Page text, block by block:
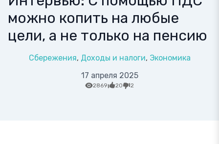
можно копить на любые
цели, а не только на пенсию
Сбережения Доходы и налоги Экономика
17 апреля 2025
2869 20 2